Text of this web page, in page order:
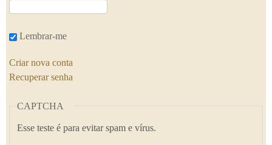
Lembrar-me
Criar nova conta
Recuperar senha
CAPTCHA
Esse teste é para evitar spam e vírus.